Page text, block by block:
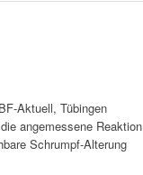
Aktuell, Tübingen
angemessene Reaktion
Schrumpf-Alterung